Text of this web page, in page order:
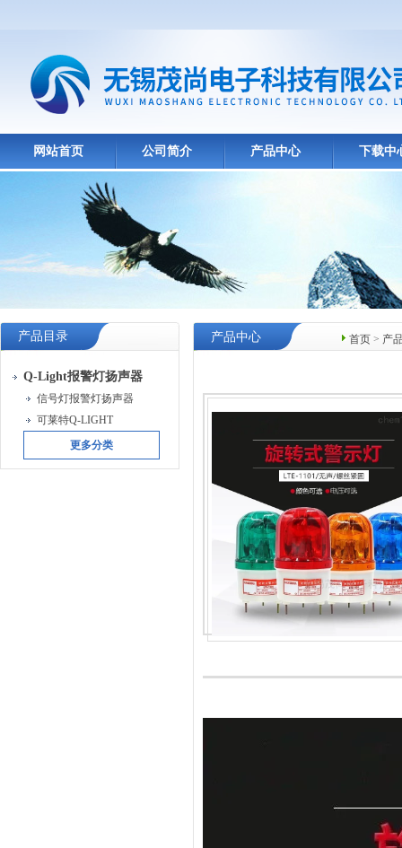
网站首页 公司简介 产品中心 下载中
产品目录
Q-Light报警灯扬声器
信号灯报警灯扬声器
可莱特Q-LIGHT
更多分类
首页 > 产
产品中心